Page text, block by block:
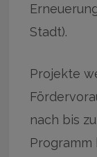
Stadt).
Projekte
nach bis
Programm